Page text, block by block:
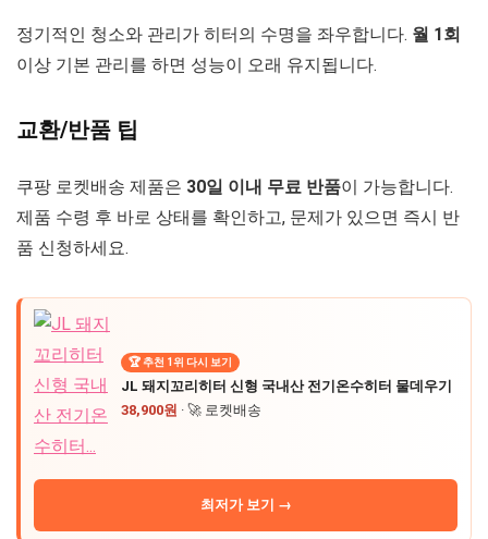
정기적인 청소와 관리가 히터의 수명을 좌우합니다. 월 1회
이상 기본 관리를 하면 성능이 오래 유지됩니다.
교환/반품 팁
쿠팡 로켓배송 제품은 30일 이내 무료 반품이 가능합니다.
제품 수령 후 바로 상태를 확인하고, 문제가 있으면 즉시 반
품 신청하세요.
🏆 추천 1위 다시 보기
JL 돼지꼬리히터 신형 국내산 전기온수히터 물데우기
38,900원 · 🚀 로켓배송
최저가 보기 →